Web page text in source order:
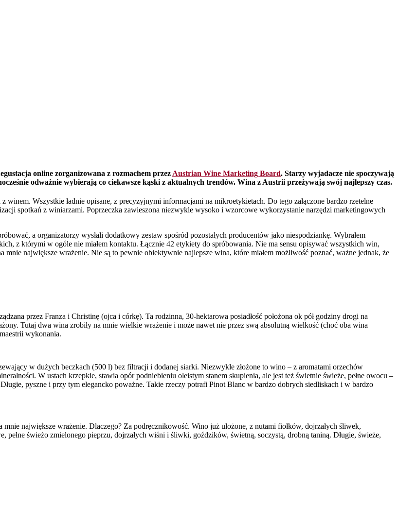
online zorganizowana z rozmachem przez Austrian Wine Marketing Board. Starzy wyjadacze nie spoczywają
odważnie wybierają co ciekawsze kąski z aktualnych trendów. Wina z Austrii przeżywają swój najlepszy czas.
Wszystkie ładnie opisane, z precyzyjnymi informacjami na mikroetykietach. Do tego załączone bardzo rzetelne
spotkań z winiarzami. Poprzeczka zawieszona niezwykle wysoko i wzorcowe wykorzystanie narzędzi marketingowych
a organizatorzy wysłali dodatkowy zestaw spośród pozostałych producentów jako niespodziankę. Wybrałem
z którymi w ogóle nie miałem kontaktu. Łącznie 42 etykiety do spróbowania. Nie ma sensu opisywać wszystkich win,
największe wrażenie. Nie są to pewnie obiektywnie najlepsze wina, które miałem możliwość poznać, ważne jednak, że
przez Franza i Christinę (ojca i córkę). Ta rodzinna, 30-hektarowa posiadłość położona ok pół godziny drogi na
Tutaj dwa wina zrobiły na mnie wielkie wrażenie i może nawet nie przez swą absolutną wielkość (choć oba wina
wykonania.
w dużych beczkach (500 l) bez filtracji i dodanej siarki. Niezwykle złożone to wino – z aromatami orzechów
W ustach krzepkie, stawia opór podniebieniu oleistym stanem skupienia, ale jest też świetnie świeże, pełne owocu –
pyszne i przy tym elegancko poważne. Takie rzeczy potrafi Pinot Blanc w bardzo dobrych siedliskach i w bardzo
największe wrażenie. Dlaczego? Za podręcznikowość. Wino już ułożone, z nutami fiołków, dojrzałych śliwek,
pełne świeżo zmielonego pieprzu, dojrzałych wiśni i śliwki, goździków, świetną, soczystą, drobną taniną. Długie, świeże,